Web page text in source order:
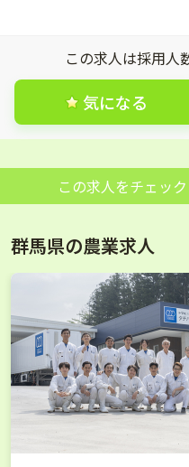
この求人は採用人
気になる
この求人をチェッ
群馬県の農業求人